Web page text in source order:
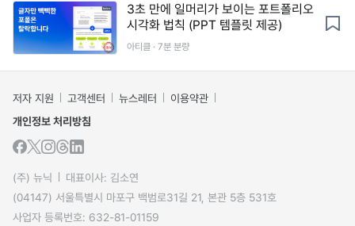
3초 만에 일머리가 보이는 포트폴리오
시각화 법칙 (PPT 템플릿 제공)
아티클 · 7분 분량
저자 지원 고객센터 뉴스레터
이용약관
개인정보 처리방침
(주) 뉴닉
대표이사: 김소연
(04147) 서울특별시 마포구 백범로31길 21, 본관 5층 531호
사업자 등록번호: 632-81-01159